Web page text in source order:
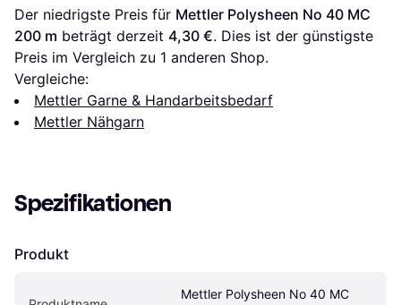
Der niedrigste Preis für Mettler Polysheen No 40 MC
200 m beträgt derzeit 4,30 €. Dies ist der günstigste
Preis im Vergleich zu 1 anderen Shop.
Vergleiche:
Mettler Garne & Handarbeitsbedarf
Mettler Nähgarn
Spezifikationen
Produkt
Mettler Polysheen No 40 MC